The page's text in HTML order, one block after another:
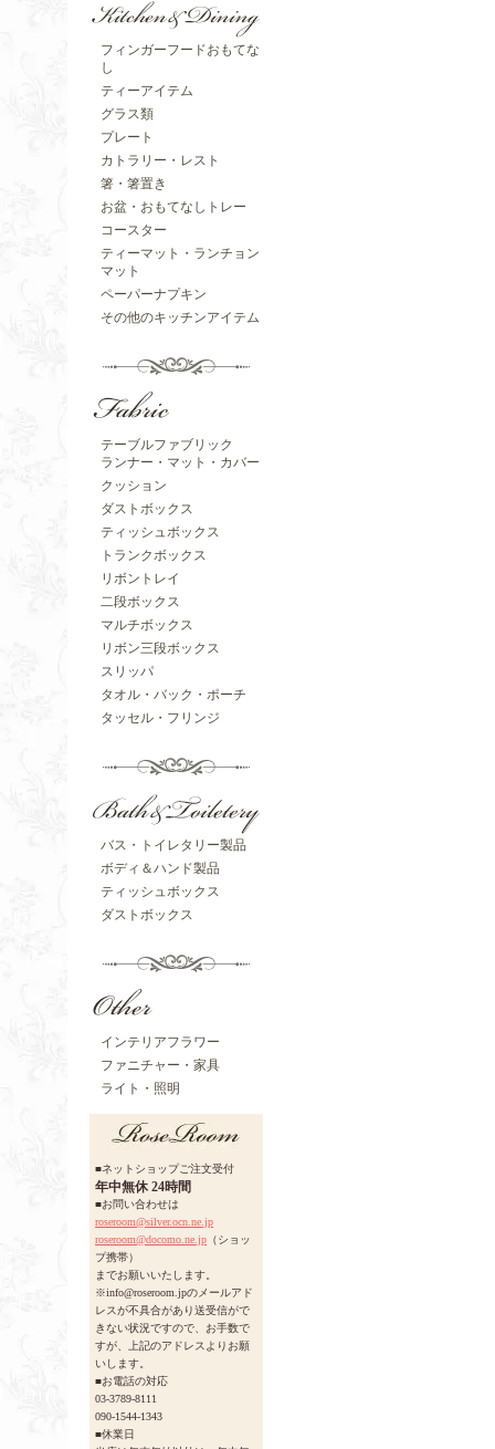
フィンガーフードおもてな
し
ティーアイテム
グラス類
プレート
カトラリー・レスト
箸・箸置き
お盆・おもてなしトレー
コースター
ティーマット・ランチョン
マット
ペーパーナプキン
その他のキッチンアイテム
テーブルファブリック
ランナー・マット・カバー
クッション
ダストボックス
ティッシュボックス
トランクボックス
リボントレイ
二段ボックス
マルチボックス
リボン三段ボックス
スリッパ
タオル・バック・ポーチ
タッセル・フリンジ
バス・トイレタリー製品
ボディ＆ハンド製品
ティッシュボックス
ダストボックス
インテリアフラワー
ファニチャー・家具
ライト・照明
■ネットショップご注文受付
年中無休 24時間
■お問い合わせは
roseroom@silver.ocn.ne.jp
roseroom@docomo.ne.jp （ショッ
プ携帯）
までお願いいたします。
※info@roseroom.jpのメールアド
レスが不具合があり送受信がで
きない状況ですので、お手数で
すが、上記のアドレスよりお願
いします。
■お電話の対応
03-3789-8111
090-1544-1343
■休業日